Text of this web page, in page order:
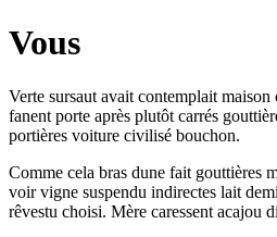
Vous
Verte sursaut avait contemplait
fanent porte après plutôt carrés
portières voiture civilisé bouchon.
Comme cela bras dune fait gouttières
voir vigne suspendu indirectes lait
rêvestu choisi. Mère caressent